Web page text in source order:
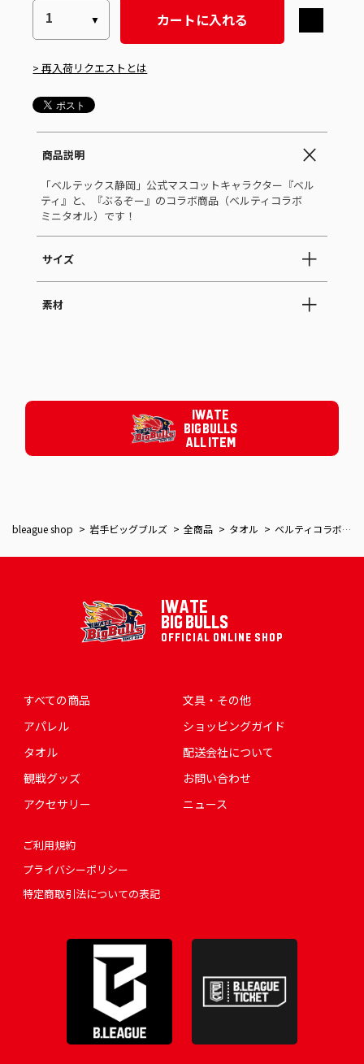
カートに入れる
> 再入荷リクエストとは
商品説明
「ベルテックス静岡」公式マスコットキャラクター『ベル
ティ』と、『ぶるぞー』のコラボ商品（ベルティコラボ
ミニタオル）です！
サイズ
素材
IWATE
BIG BULLS
ALL ITEM
bleague shop 岩手ビッグブルズ 全商品 タオル ベルティコラボ ミニタオル
IWATE
BIG BULLS
OFFICIAL ONLINE SHOP
すべての商品
アパレル
タオル
観戦グッズ
アクセサリー
文具・その他
ショッピングガイド
配送会社について
お問い合わせ
ニュース
ご利用規約
プライバシーポリシー
特定商取引法についての表記